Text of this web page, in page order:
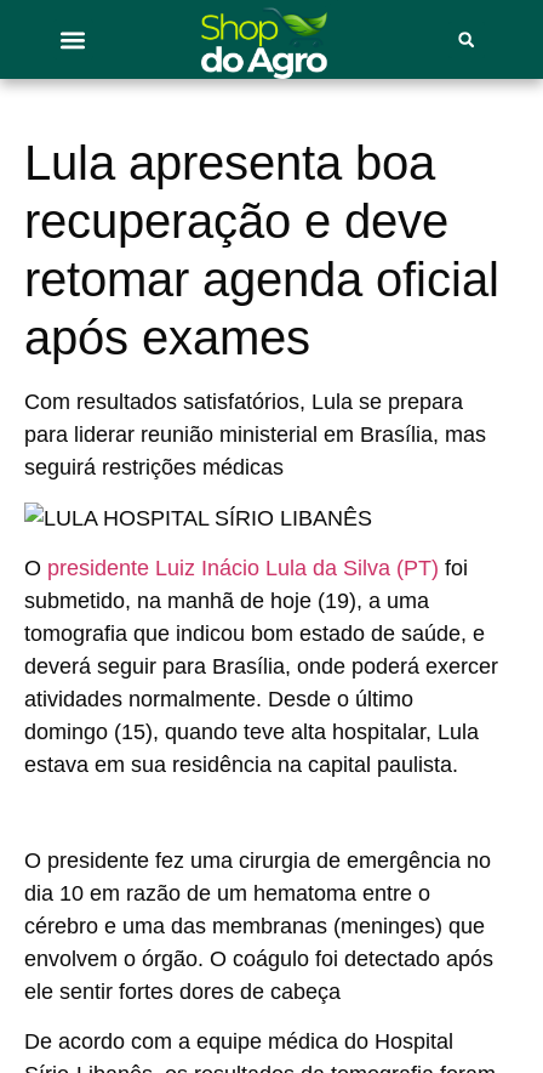
Lula apresenta boa
recuperação e deve
retomar agenda oficial
após exames
Com resultados satisfatórios, Lula se prepara
para liderar reunião ministerial em Brasília, mas
seguirá restrições médicas
O presidente Luiz Inácio Lula da Silva (PT) foi
submetido, na manhã de hoje (19), a uma
tomografia que indicou bom estado de saúde, e
deverá seguir para Brasília, onde poderá exercer
atividades normalmente. Desde o último
domingo (15), quando teve alta hospitalar, Lula
estava em sua residência na capital paulista.
O presidente fez uma cirurgia de emergência no
dia 10 em razão de um hematoma entre o
cérebro e uma das membranas (meninges) que
envolvem o órgão. O coágulo foi detectado após
ele sentir fortes dores de cabeça
De acordo com a equipe médica do Hospital